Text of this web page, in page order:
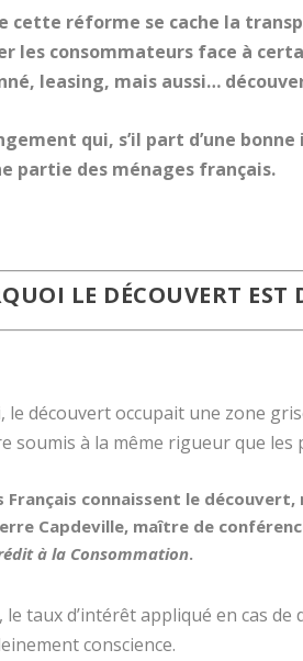
cette réforme se cache la
les consommateurs face à
leasing, mais aussi…
qui, s’il part d’une
partie des ménages français.
LE DÉCOUVERT EST
le découvert occupait une zone
soumis à la même rigueur que les
Français connaissent le
Capdeville, maître de
à la Consommation.
le taux d’intérêt appliqué en cas
conscience.